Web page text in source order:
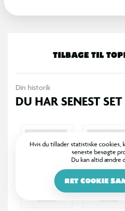
TILBAGE TIL
Din historik
DU HAR SENEST
Hvis du tillader statistiske cookies,
seneste besøgte
Du kan altid ændre
RET COOKIE